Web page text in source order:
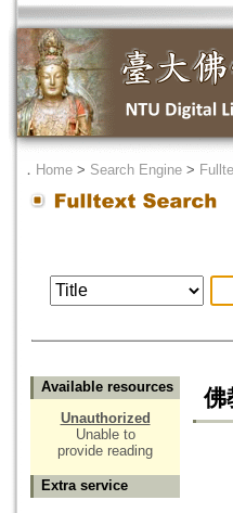
． Home > Search Engine >
Available resources
Unauthorized
Unable to
provide reading
Extra service
佛